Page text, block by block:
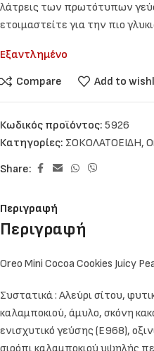
λάτρεις των πρωτότυπων
ετοιμαστείτε για την πιο
Εξαντλημένο
Compare
Add to
Κωδικός προϊόντος: 5926
Κατηγορίες: ΣΟΚΟΛΑΤΟΕΙΔΗ,
Share:
Περιγραφή
Περιγραφή
Oreo Mini Cocoa Cookies Juicy
Συστατικά : Αλεύρι σίτου,
καλαμποκιού, άμυλο, σκόνη
ενισχυτικό γεύσης (E968),